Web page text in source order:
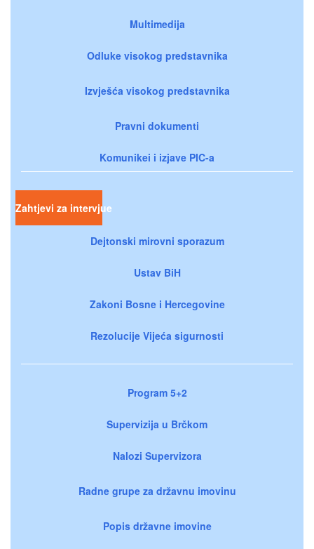
Multimedija
Odluke visokog predstavnika
Izvješća visokog predstavnika
Pravni dokumenti
Komunikei i izjave PIC-a
Zahtjevi za intervjue
Dejtonski mirovni sporazum
Ustav BiH
Zakoni Bosne i Hercegovine
Rezolucije Vijeća sigurnosti
Program 5+2
Supervizija u Brčkom
Nalozi Supervizora
Radne grupe za državnu imovinu
Popis državne imovine